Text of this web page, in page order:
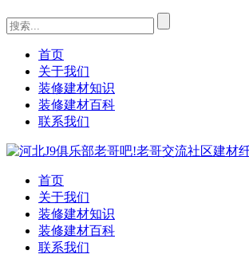
首页
关于我们
装修建材知识
装修建材百科
联系我们
首页
关于我们
装修建材知识
装修建材百科
联系我们